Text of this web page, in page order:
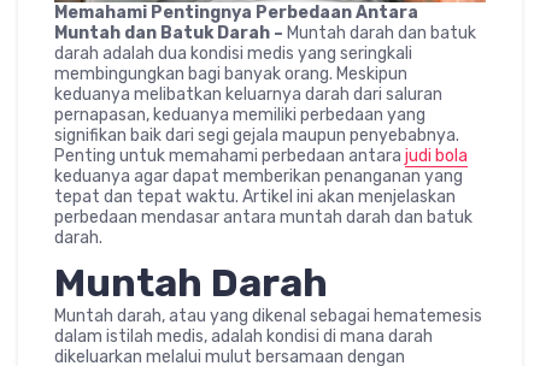
Memahami Pentingnya Perbedaan Antara
Muntah dan Batuk Darah – Muntah darah dan batuk
darah adalah dua kondisi medis yang seringkali
membingungkan bagi banyak orang. Meskipun
keduanya melibatkan keluarnya darah dari saluran
pernapasan, keduanya memiliki perbedaan yang
signifikan baik dari segi gejala maupun penyebabnya.
Penting untuk memahami perbedaan antara judi bola
keduanya agar dapat memberikan penanganan yang
tepat dan tepat waktu. Artikel ini akan menjelaskan
perbedaan mendasar antara muntah darah dan batuk
darah.
Muntah Darah
Muntah darah, atau yang dikenal sebagai hematemesis
dalam istilah medis, adalah kondisi di mana darah
dikeluarkan melalui mulut bersamaan dengan